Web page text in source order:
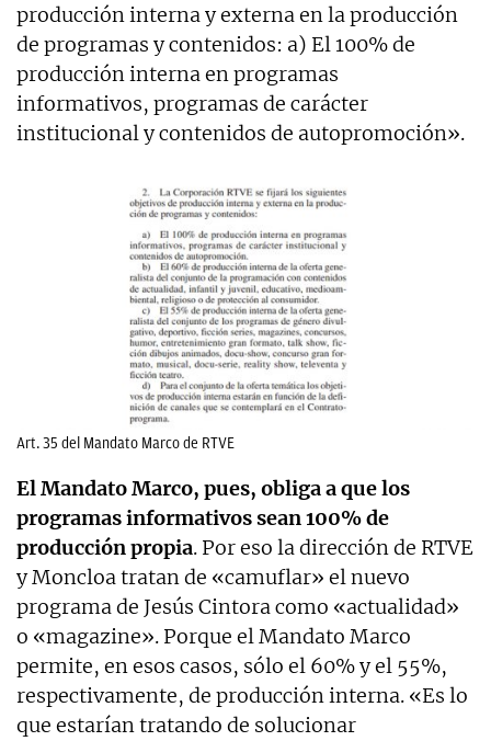
producción interna y externa en la producción
de programas y contenidos: a) El 100% de
producción interna en programas
informativos, programas de carácter
institucional y contenidos de autopromoción».
Art. 35 del Mandato Marco de RTVE
El Mandato Marco, pues, obliga a que los
programas informativos sean 100% de
producción propia. Por eso la dirección de RTVE
y Moncloa tratan de «camuflar» el nuevo
programa de Jesús Cintora como «actualidad»
o «magazine». Porque el Mandato Marco
permite, en esos casos, sólo el 60% y el 55%,
respectivamente, de producción interna. «Es lo
que estarían tratando de solucionar